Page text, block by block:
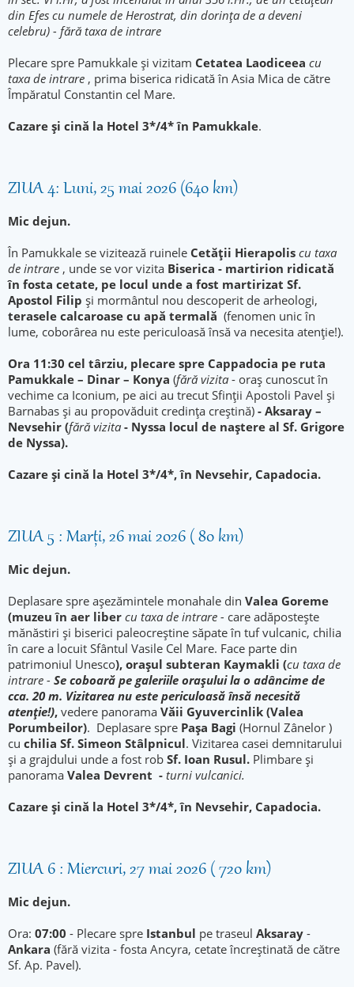
din Efes cu numele de Herostrat, din dorința de a deveni
celebru) - fără taxa de intrare
Plecare spre Pamukkale și vizitam Cetatea Laodiceea cu
taxa de intrare , prima biserica ridicată în Asia Mica de către
Împăratul Constantin cel Mare.
Cazare şi cină la Hotel 3*/4* în Pamukkale.
ZIUA 4: Luni, 25 mai 2026 (640 km)
Mic dejun.
În Pamukkale se vizitează ruinele Cetății Hierapolis cu taxa
de intrare , unde se vor vizita Biserica - martirion ridicată
în fosta cetate, pe locul unde a fost martirizat Sf.
Apostol Filip și mormântul nou descoperit de arheologi,
terasele calcaroase cu apă termală (fenomen unic în
lume, coborârea nu este periculoasă însă va necesita atenție!).
Ora 11:30 cel târziu, plecare spre Cappadocia pe ruta
Pamukkale – Dinar – Konya (fără vizita - oraş cunoscut în
vechime ca Iconium, pe aici au trecut Sfinţii Apostoli Pavel şi
Barnabas şi au propovăduit credinţa creştină) - Aksaray –
Nevsehir (fără vizita - Nyssa locul de naştere al Sf. Grigore
de Nyssa).
Cazare şi cină la Hotel 3*/4*, în Nevsehir, Capadocia.
ZIUA 5 : Marți, 26 mai 2026 ( 80 km)
Mic dejun.
Deplasare spre aşezămintele monahale din Valea Goreme
(muzeu în aer liber cu taxa de intrare - care adăposteşte
mănăstiri şi biserici paleocreştine săpate în tuf vulcanic, chilia
în care a locuit Sfântul Vasile Cel Mare. Face parte din
patrimoniul Unesco), oraşul subteran Kaymakli (cu taxa de
intrare - Se coboară pe galeriile oraşului la o adâncime de
cca. 20 m. Vizitarea nu este periculoasă însă necesită
atenţie!), vedere panorama Văii Gyuvercinlik (Valea
Porumbeilor). Deplasare spre Pașa Bagi (Hornul Zânelor )
cu chilia Sf. Simeon Stâlpnicul. Vizitarea casei demnitarului
și a grajdului unde a fost rob Sf. Ioan Rusul. Plimbare și
panorama Valea Devrent - turni vulcanici.
Cazare şi cină la Hotel 3*/4*, în Nevsehir, Capadocia.
ZIUA 6 : Miercuri, 27 mai 2026 ( 720 km)
Mic dejun.
Ora: 07:00 - Plecare spre Istanbul pe traseul Aksaray -
Ankara (fără vizita - fosta Ancyra, cetate încreştinată de către
Sf. Ap. Pavel).